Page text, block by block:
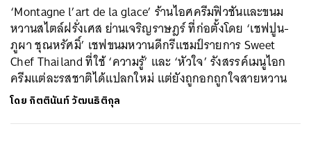
‘Montagne l’art de la glace’ ร้านไอศครีมฟิวชันและขนม
หวานสไตล์ฝรั่งเศส ย่านเจริญราษฎร์ ที่ก่อตั้งโดย ‘เชฟปูน-
ภูผา ชุณหรัศมิ์’ เชฟขนมหวานดีกรีแชมป์รายการ Sweet
Chef Thailand ที่ใช้ ‘ความรู้’ และ ‘หัวใจ’ รังสรรค์เมนูไอก
ครีมแต่ละรสชาติได้แปลกใหม่ แต่ยังถูกอกถูกใจสายหวาน
โดย กิตตินันท์ วัฒนธิติกุล